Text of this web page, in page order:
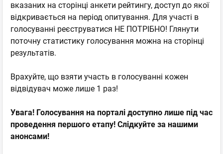
вказаних на сторінці анкети рейтингу, доступ до якої
відкривається на період опитування. Для участі в
голосуванні реєструватися НЕ ПОТРІБНО! Глянути
поточну статистику голосування можна на сторінці
результатів.
Врахуйте, що взяти участь в голосуванні кожен
відвідувач може лише 1 раз!
Увага! Голосування на порталі доступно лише під час
проведення першого етапу! Слідкуйте за нашими
анонсами!